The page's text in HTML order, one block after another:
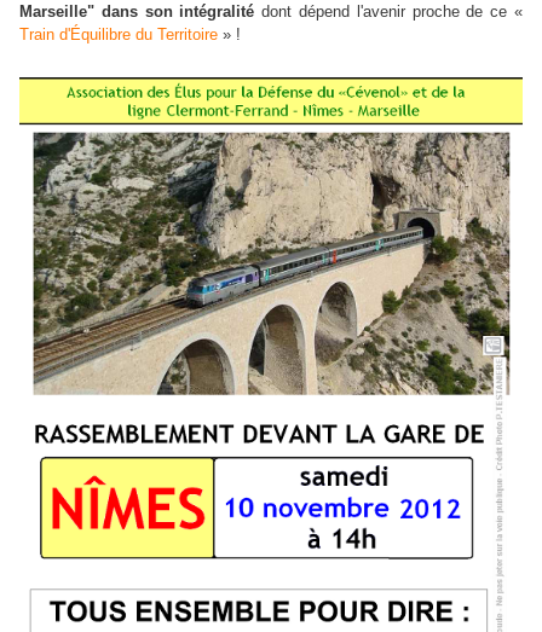
Marseille" dans son intégralité dont dépend l'avenir proche de ce «
Train d'Équilibre du Territoire » !